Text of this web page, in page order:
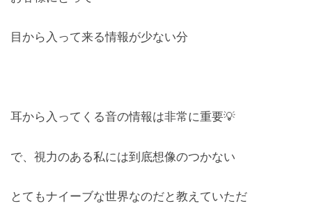
目から入って来る情報が少ない分
耳から入ってくる音の情報は非常に重要💡
で、視力のある私には到底想像のつかない
とてもナイーブな世界なのだと教えていただ